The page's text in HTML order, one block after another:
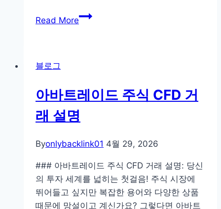
략
Read More마
게
된
진
안
양
누
수
탐
블로그
아바트레이드 주식 CFD 거
래 설명
Byonlybacklink01 4월 29, 2026
### 아바트레이드 주식 CFD 거래 설명: 당신
의 투자 세계를 넓히는 첫걸음! 주식 시장에
뛰어들고 싶지만 복잡한 용어와 다양한 상품
때문에 망설이고 계신가요? 그렇다면 아바트